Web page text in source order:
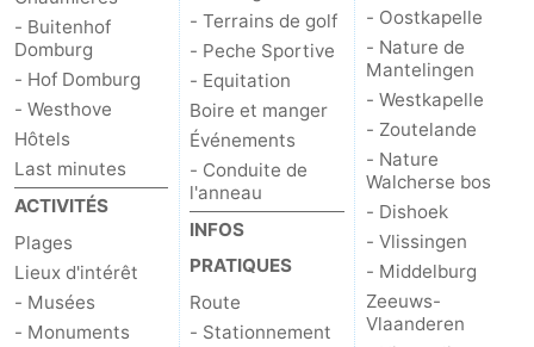
- Buitenhof
Domburg
- Hof Domburg
- Westhove
Hôtels
Last minutes
ACTIVITÉS
Plages
Lieux d'intérêt
- Musées
- Monuments
- Terrains de golf
- Peche Sportive
- Equitation
Boire et manger
Événements
- Conduite de
l'anneau
INFOS
PRATIQUES
Route
- Stationnement
- Oostkapelle
- Nature de
Mantelingen
- Westkapelle
- Zoutelande
- Nature
Walcherse bos
- Dishoek
- Vlissingen
- Middelburg
Zeeuws-
Vlaanderen